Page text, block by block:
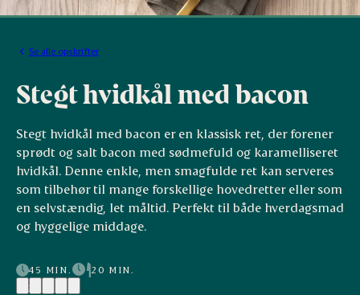
Se alle opskrifter
Stegt hvidkål med bacon
Stegt hvidkål med bacon er en klassisk ret, der forener
sprødt og salt bacon med sødmefuld og karamelliseret
hvidkål. Denne enkle, men smagfulde ret kan serveres
som tilbehør til mange forskellige hovedretter eller som
en selvstændig, let måltid. Perfekt til både hverdagsmad
og hyggelige middage.
45 MIN.
20 MIN.
(2)